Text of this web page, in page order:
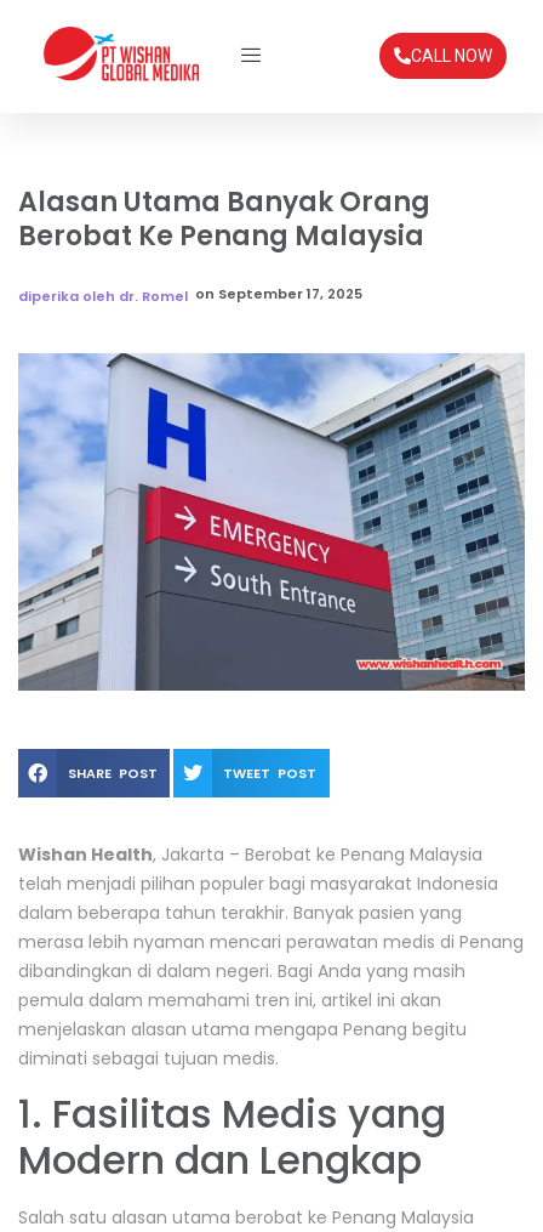
CALL NOW
Alasan Utama Banyak Orang
Berobat Ke Penang Malaysia
diperika oleh dr. Romel on September 17, 2025
SHARE POST TWEET POST
Wishan Health, Jakarta – Berobat ke Penang Malaysia
telah menjadi pilihan populer bagi masyarakat Indonesia
dalam beberapa tahun terakhir. Banyak pasien yang
merasa lebih nyaman mencari perawatan medis di Penang
dibandingkan di dalam negeri. Bagi Anda yang masih
pemula dalam memahami tren ini, artikel ini akan
menjelaskan alasan utama mengapa Penang begitu
diminati sebagai tujuan medis.
1. Fasilitas Medis yang
Modern dan Lengkap
Salah satu alasan utama berobat ke Penang Malaysia